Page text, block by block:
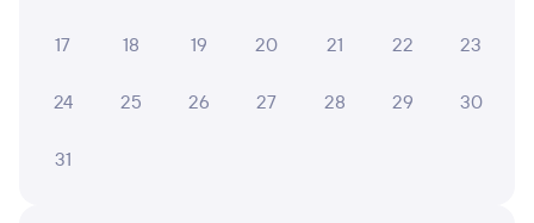
Как получить отчетные документы для
17 18 19 20 21 22 23
24 25 26 27 28 29 30
31